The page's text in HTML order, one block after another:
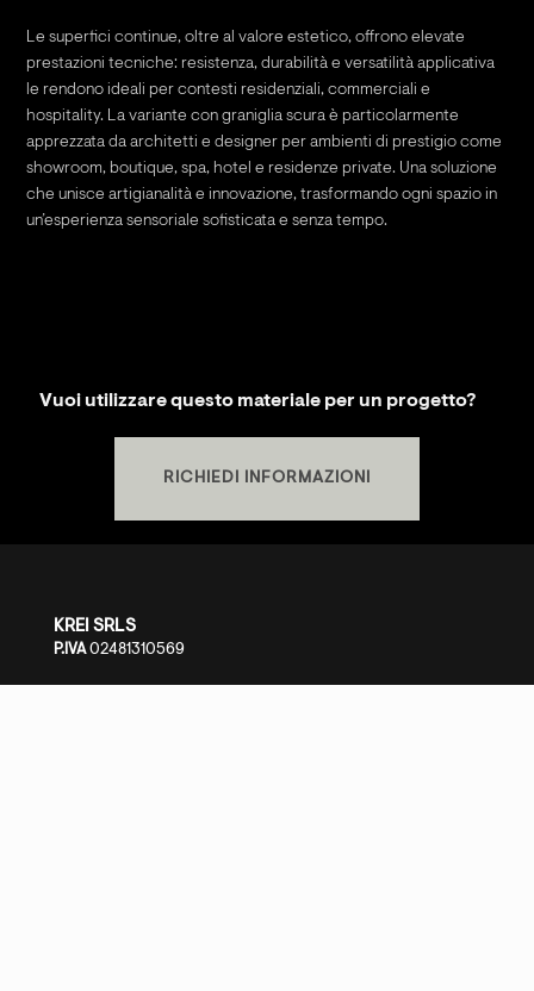
Le superfici continue, oltre al valore estetico, offrono elevate
prestazioni tecniche: resistenza, durabilità e versatilità applicativa
le rendono ideali per contesti residenziali, commerciali e
hospitality. La variante con graniglia scura è particolarmente
apprezzata da architetti e designer per ambienti di prestigio come
showroom, boutique, spa, hotel e residenze private. Una soluzione
che unisce artigianalità e innovazione, trasformando ogni spazio in
un’esperienza sensoriale sofisticata e senza tempo.
Vuoi utilizzare questo materiale per un progetto?
RICHIEDI INFORMAZIONI
KREI SRLS
P.IVA02481310569